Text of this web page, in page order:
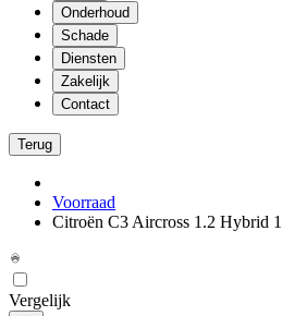
Onderhoud
Schade
Diensten
Zakelijk
Contact
Terug
Voorraad
Citroën C3 Aircross 1.2 Hybrid
Vergelijk